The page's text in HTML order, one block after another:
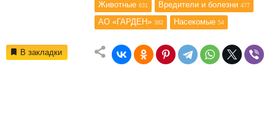
Животные 631 Вредители и болезни 477
АО «ГАРДЕН» 382 Насекомые 54
В закладки